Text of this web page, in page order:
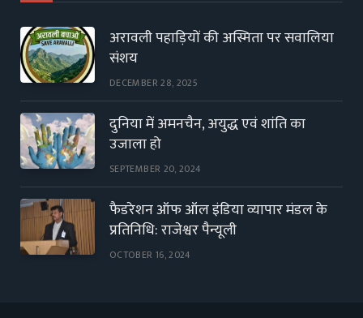
अरावली पहाड़ियों की अस्मिता पर सवालिया
संशय
DECEMBER 28, 2025
दुनिया में अमनचैन, अयुद्ध एवं शांति का
उजाला हो
SEPTEMBER 20, 2024
फैडरेशन ऑफ ऑल इंडिया व्यापार मंडल के
प्रतिनिधि: राजेश्वर पैन्यूली
OCTOBER 16, 2024